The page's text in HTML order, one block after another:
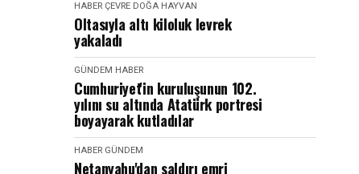
HABER ÇEVRE DOĞA HAYVAN
Oltasıyla altı kiloluk levrek
yakaladı
GÜNDEM HABER
Cumhuriyet'in kuruluşunun 102.
yılını su altında Atatürk portresi
boyayarak kutladılar
HABER GÜNDEM
Netanyahu'dan saldırı emri